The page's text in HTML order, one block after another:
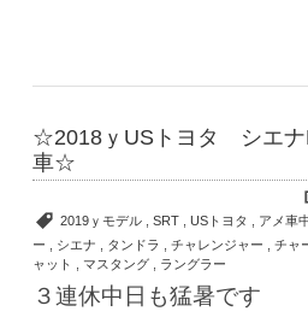
☆2018ｙUSトヨタ シエナ
車☆
2019ｙモデル, SRT, USトヨタ アメ車
ー
シエナ タンドラ チャレンジャー チャ
ャット
マスタング, ラングラー
３連休中日も猛暑です